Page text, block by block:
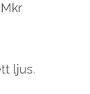
ljus.